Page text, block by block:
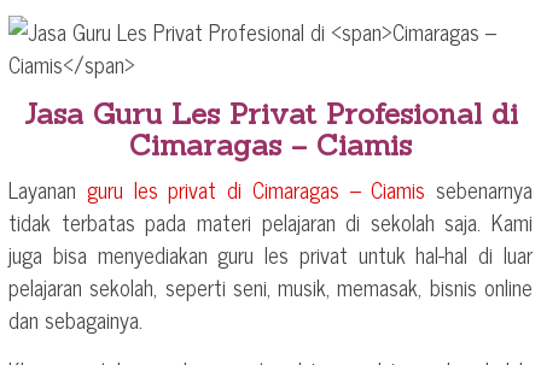
Jasa Guru Les Privat Profesional di
Cimaragas – Ciamis
Layanan guru les privat di Cimaragas – Ciamis sebenarnya
tidak terbatas pada materi pelajaran di sekolah saja. Kami
juga bisa menyediakan guru les privat untuk hal-hal di luar
pelajaran sekolah, seperti seni, musik, memasak, bisnis online
dan sebagainya.